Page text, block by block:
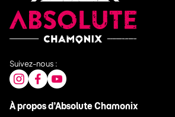
Suivez-nous :
À propos d’Absolute Chamonix